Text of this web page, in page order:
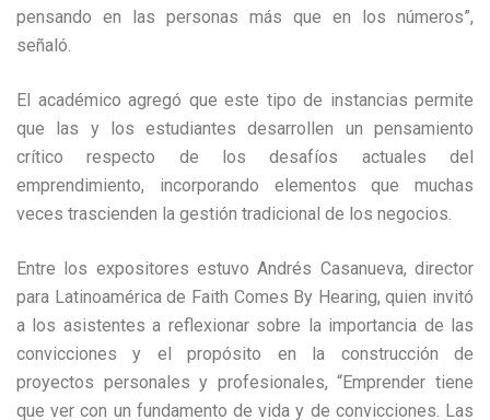
pensando en las personas más que en los números”,
señaló.
El académico agregó que este tipo de instancias permite
que las y los estudiantes desarrollen un pensamiento
crítico respecto de los desafíos actuales del
emprendimiento, incorporando elementos que muchas
veces trascienden la gestión tradicional de los negocios.
Entre los expositores estuvo Andrés Casanueva, director
para Latinoamérica de Faith Comes By Hearing, quien invitó
a los asistentes a reflexionar sobre la importancia de las
convicciones y el propósito en la construcción de
proyectos personales y profesionales, “Emprender tiene
que ver con un fundamento de vida y de convicciones. Las